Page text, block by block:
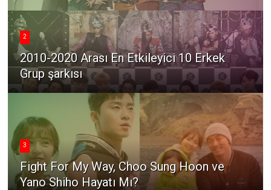
2
2010-2020 Arası En Etkileyici 10 Erkek
Grup şarkısı
3
Fight For My Way, Choo Sung Hoon ve
Yano Shiho Hayatı Mı?